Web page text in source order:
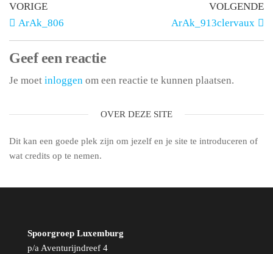
VORIGE
ArAk_806
VOLGENDE
ArAk_913clervaux
Geef een reactie
Je moet inloggen om een reactie te kunnen plaatsen.
OVER DEZE SITE
Dit kan een goede plek zijn om jezelf en je site te introduceren of
wat credits op te nemen.
Spoorgroep Luxemburg
p/a Aventurijndreef 4